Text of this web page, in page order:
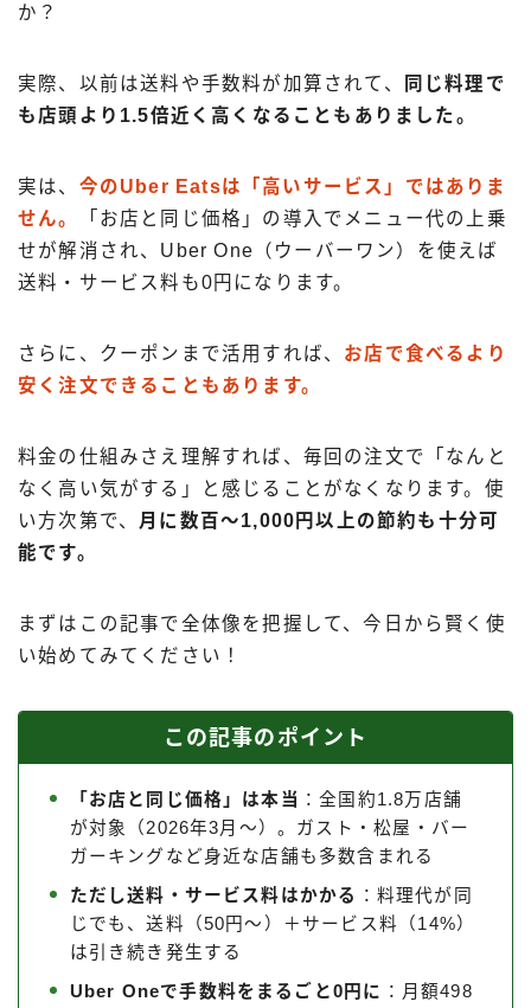
Uber Eats加盟店ガイド
Uber Eats出店方法
サービスから探す
Uber Eats
menu
か？
実際、以前は送料や手数料が加算されて、
同じ料理で
も店頭より1.5倍近く高くなることもありました。
実は、 今のUber Eatsは「高いサービス」ではありま
せん。
「お店と同じ価格」の導入でメニュー代の上乗
せが解消され、Uber One（ウーバーワン）を使えば
送料・サービス料も0円になります。
さらに、クーポンまで活用すれば、 お店で食べるより
安く注文できることもあります。
料金の仕組みさえ理解すれば、毎回の注文で「なんと
なく高い気がする」と感じることがなくなります。使
い方次第で、 月に数百〜1,000円以上の節約も十分可
能です。
まずはこの記事で全体像を把握して、今日から賢く使
い始めてみてください！
この記事のポイント
「お店と同じ価格」は本当 ：全国約1.8万店舗
が対象（2026年3月〜）。ガスト・松屋・バー
ガーキングなど身近な店舗も多数含まれる
ただし送料・サービス料はかかる
：料理代が同
じでも、送料（50円〜）＋サービス料（14%）
は引き続き発生する
Uber Oneで手数料をまるごと0円に ：月額498